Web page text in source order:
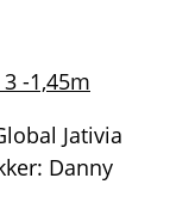
-1,45m
Jativia
Danny